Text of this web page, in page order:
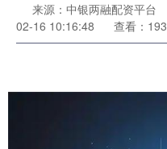
来源：中银两融配资平台
02-16 10:16:48
查看：193